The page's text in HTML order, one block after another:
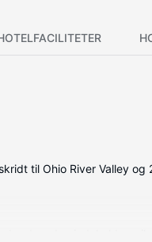
til Ohio River Valley